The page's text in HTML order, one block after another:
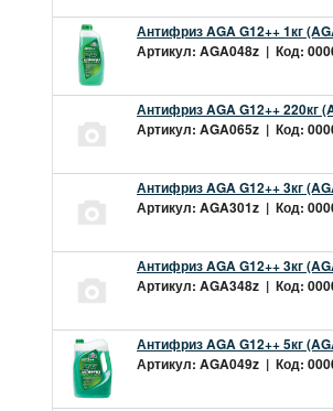
Антифриз AGA G12++ 1кг
Артикул: AGA048z | Код:
Антифриз AGA G12++ 220кг
Артикул: AGA065z | Код:
Антифриз AGA G12++ 3кг
Артикул: AGA301z | Код:
Антифриз AGA G12++ 3кг
Артикул: AGA348z | Код:
Антифриз AGA G12++ 5кг
Артикул: AGA049z | Код: